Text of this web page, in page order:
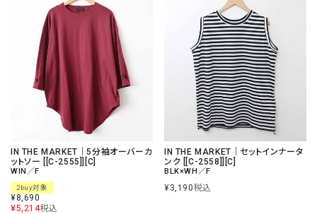
IN THE MARKET｜5分袖オーバーカ
ットソー [[C-2555]][C]
WIN／F
2buy対象
¥8,690
¥5,214税込
IN THE MARKET｜セットインナータ
ンク [[C-2558]][C]
BLK×WH／F
¥3,190税込